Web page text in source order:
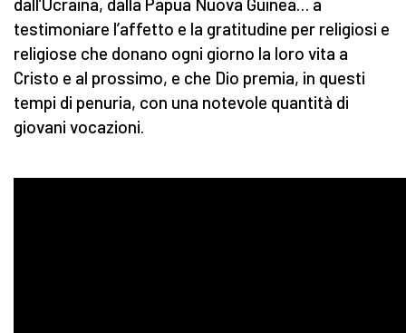
dall’Ucraina, dalla Papua Nuova Guinea… a
testimoniare l’affetto e la gratitudine per religiosi e
religiose che donano ogni giorno la loro vita a
Cristo e al prossimo, e che Dio premia, in questi
tempi di penuria, con una notevole quantità di
giovani vocazioni.